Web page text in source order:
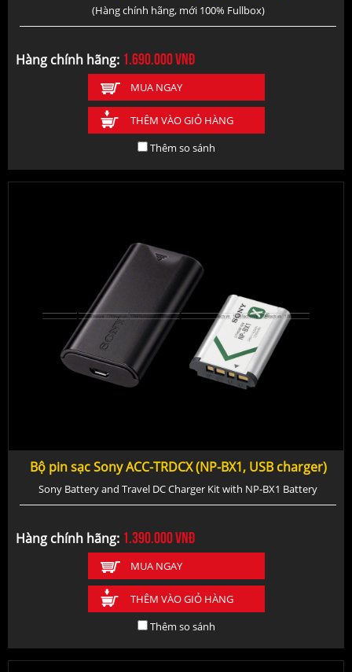
(Hàng chính hãng, mới 100% Fullbox)
Hàng chính hãng: 1.690.000vnđ
MUA NGAY
THÊM VÀO GIỎ HÀNG
Thêm so sánh
Bộ pin sạc Sony ACC-TRDCX (NP-BX1, USB charger)
Sony Battery and Travel DC Charger Kit with NP-BX1 Battery
Hàng chính hãng: 1.390.000vnđ
MUA NGAY
THÊM VÀO GIỎ HÀNG
Thêm so sánh